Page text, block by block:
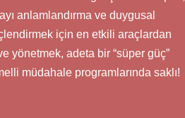
anlamlandırma ve duygusal
için en etkili araçlardan
yönetmek, adeta bir “süper güç”
müdahale programlarında saklı!